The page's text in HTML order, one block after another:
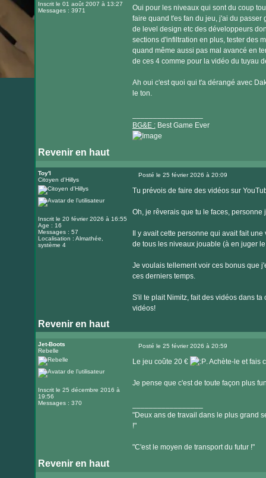
Inscrit le 01 août 2007 à 13:27
Messages : 3971
Oui pour les niveaux qui sont du coup
faire quand t'es fan du jeu, j'ai du passer
de level design etc des développeurs
sections d'infiltration en plus, tester des
quand même aussi pas mal avancé en
de ces 4 comme pour la vidéo du tuyau
Ah oui c'est quoi qui t'a dérangé avec
le ton.
BG&E :Best Game Ever
Revenir en haut
le
internet
Toy'l
Citoyen d'Hillys
Inscrit le 20 février 2026 à 16:55
Age : 16
Messages : 57
Localisation : Almathée,
système 4
Posté le 25 février 2026 à 20:09
Tu prévois de faire des vidéos sur
Oh, je rêverais que tu le faces,
Il y avait cette personne qui avait fait
de tous les niveaux jouable (à en juger
Je voulais tellement voir ces bonus que
ces derniers temps.
S'il te plait Nimitz, fait des vidéos dans
vidéos!
Revenir en haut
Jet-Boots
Rebelle
Inscrit le 25 décembre 2016 à
19:56
Messages : 370
Posté le 25 février 2026 à 20:59
Le jeu coûte 20 € . Achète-le et fais
Je pense que c'est de toute façon plus
"Deux ans de travail dans le plus grand
!"
"C'est le moyen de transport du futur !"
Revenir en haut